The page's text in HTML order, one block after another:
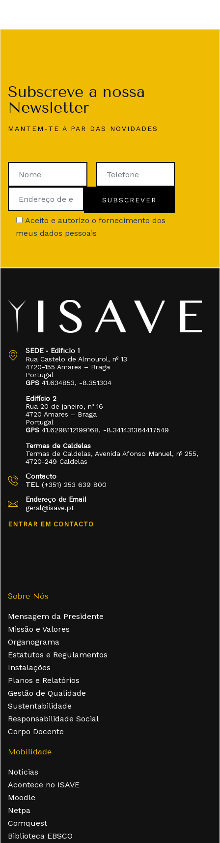
Subscreve a nossa
Newsletter
MANTEM-TE A PAR DAS NOVIDADES
Aceito e autorizo o fornecimento dos
meus dados pessoais
SEDE - Edifício 1
Rua Castelo de Almourol, nº 13
4720-155 Amares – Braga
Portugal
GPS 41.634853, -8.351304
Edifício 2
Rua 20 de janeiro, nº 16
4720 Amares – Braga
Portugal
GPS 41.6298112199168, -8.341431364417549
Termas de Caldelas
Termas de Caldelas, Avenida Afonso Manuel, nº 255,
4720-249 Caldelas
Contacto
TEL (+351) 253 639 800
Endereço de Email
geral@isave.pt
ENTRAR EM CONTACTO
Sobre Nós
Mensagem da Presidente
Missão e Valores
Organograma
Estatutos e Regulamentos
Instalações
Planos e Relatórios
Gestão de Qualidade
Sustentabilidade
Responsabilidade Social
Corpo Docente
Mobilidade
Notícias
Acontece no ISAVE
Moodle
Netpa
Comquest
Biblioteca EBSCO